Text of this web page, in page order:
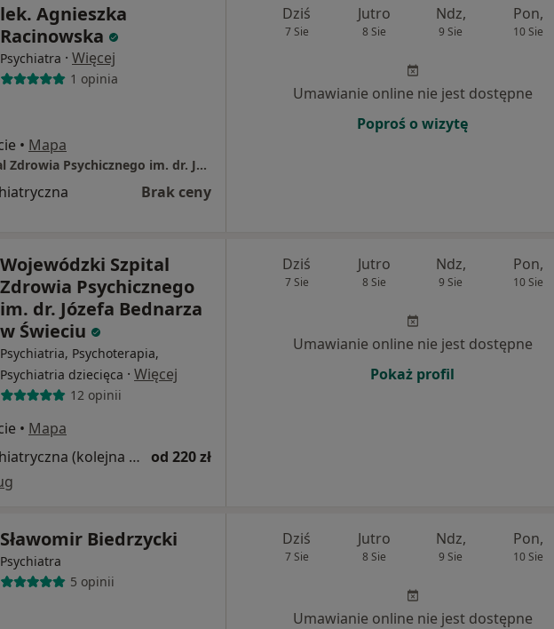
lek. Agnieszka
Racinowska
Psychiatra · Więcej
1 opinia
• Mapa
Wojewódzki Szpital Zdrowia Psychicznego im. dr. Józefa Bednarza w Świeciu
Brak ceny
Dziś
7 Sie
Jutro
8 Sie
Ndz,
9 Sie
Pon,
10 Sie
Umawianie online nie jest dostępne
Poproś o wizytę
Wojewódzki Szpital
Zdrowia Psychicznego
im. dr. Józefa Bednarza
w Świeciu
Psychiatria, Psychoterapia,
Psychiatria dziecięca · Więcej
12 opinii
• Mapa
Konsultacja psychiatryczna (kolejna wizyta) od 220 zł
Dziś
7 Sie
Jutro
8 Sie
Ndz,
9 Sie
Pon,
10 Sie
Umawianie online nie jest dostępne
Pokaż profil
Sławomir Biedrzycki
Psychiatra
5 opinii
Dziś
7 Sie
Jutro
8 Sie
Ndz,
9 Sie
Pon,
10 Sie
Umawianie online nie jest dostępne